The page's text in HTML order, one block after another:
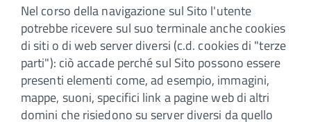
Nel corso della navigazione sul Sito l'utente
potrebbe ricevere sul suo terminale anche cookies
di siti o di web server diversi (c.d. cookies di "terze
parti"): ciò accade perché sul Sito possono essere
presenti elementi come, ad esempio, immagini,
mappe, suoni, specifici link a pagine web di altri
domini che risiedono su server diversi da quello